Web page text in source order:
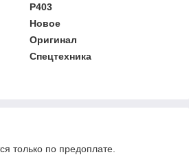
P403
Новое
Оригинал
Спецтехника
только по предоплате.